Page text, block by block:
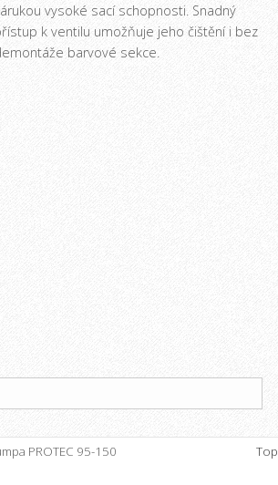
vysoké sací schopnosti. Snadný
k ventilu umožňuje jeho čištění i bez
barvové sekce.
PROTEC 95-150
Top